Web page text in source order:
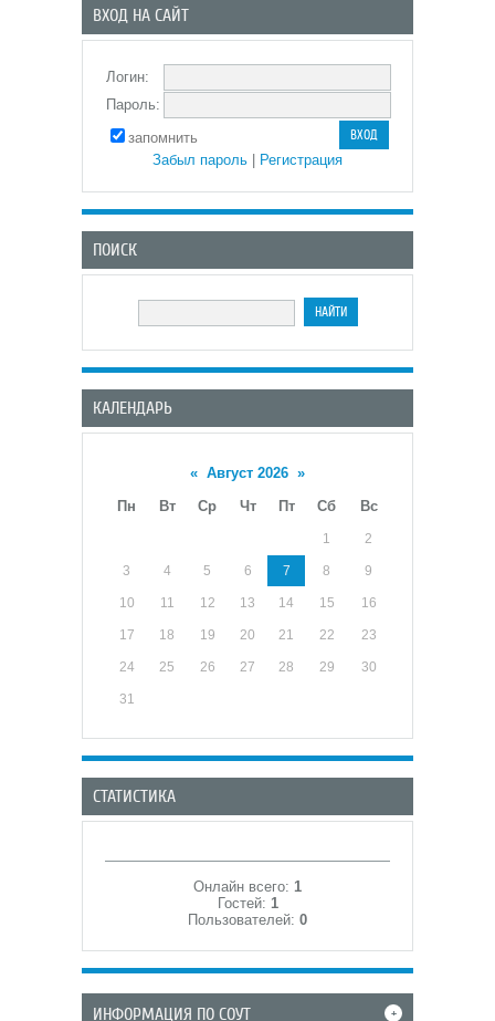
ВХОД НА САЙТ
Логин:
Пароль:
запомнить
Забыл пароль
Регистрация
ПОИСК
КАЛЕНДАРЬ
« Август 2026 »
Пн
Вт Ср Чт Пт Сб Вс
1 2
3 4 5 6 7 8 9
10 11 12 13 14 15 16
17 18 19 20 21 22 23
24 25 26 27 28 29 30
31
СТАТИСТИКА
Онлайн всего: 1
Гостей: 1
Пользователей: 0
ИНФОРМАЦИЯ ПО СОУТ +